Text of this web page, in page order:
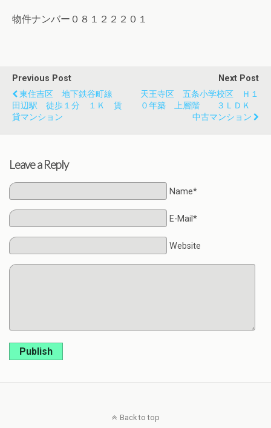
物件ナンバー０８１２２２０１
Previous Post
東住吉区 地下鉄谷町線
田辺駅 徒歩１分 １Ｋ 賃
貸マンション
Next Post
天王寺区 五条小学校区 Ｈ１
０年築 上層階 ３ＬＤＫ
中古マンション
Leave a Reply
Name*
E-Mail*
Website
Publish
Back to top